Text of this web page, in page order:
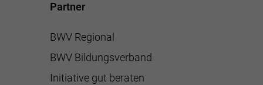
Partner
BWV Regional
BWV Bildungsverband
Initiative gut beraten